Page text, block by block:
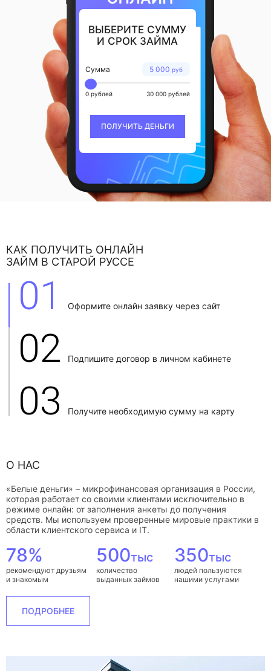
ВЫБЕРИТЕ СУММУ
И СРОК ЗАЙМА
5 000 руб
Сумма
0 рублей 30 000 рублей
ПОЛУЧИТЬ ДЕНЬГИ
КАК ПОЛУЧИТЬ ОНЛАЙН
ЗАЙМ В СТАРОЙ РУССЕ
01 Оформите онлайн заявку через сайт
02 Подпишите договор в личном кабинете
03 Получите необходимую сумму на карту
О НАС
«Белые деньги» – микрофинансовая организация в России,
которая работает со своими клиентами исключительно в
режиме онлайн: от заполнения анкеты до получения
средств. Мы используем проверенные мировые практики в
области клиентского сервиса и IT.
78%
рекомендуют друзьям
и знакомым
500тыс
количество
выданных займов
350тыс
людей пользуются
нашими услугами
ПОДРОБНЕЕ